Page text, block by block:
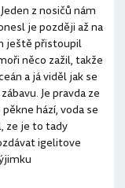
z nosičů nám
je později až na
ještě přistoupil
něco zažil, takže
a já viděl jak se
Je pravda ze
hází, voda se
ze je to tady
igelitove